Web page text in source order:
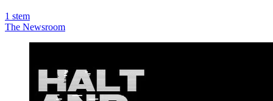
1 stem
The Newsroom